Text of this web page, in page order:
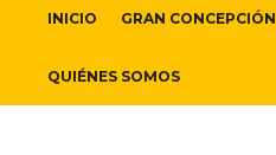
INICIO GRAN CONCEPCIÓN
QUIÉNES SOMOS